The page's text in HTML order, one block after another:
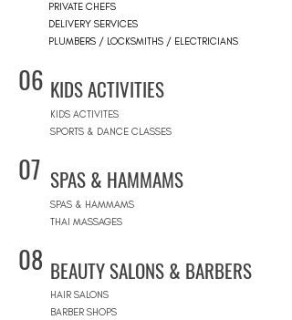
PRIVATE CHEFS
DELIVERY SERVICES
PLUMBERS / LOCKSMITHS / ELECTRICIANS
06 KIDS ACTIVITIES
KIDS ACTIVITES
SPORTS & DANCE CLASSES
07 SPAS & HAMMAMS
SPAS & HAMMAMS
THAI MASSAGES
08 BEAUTY SALONS & BARBERS
HAIR SALONS
BARBER SHOPS